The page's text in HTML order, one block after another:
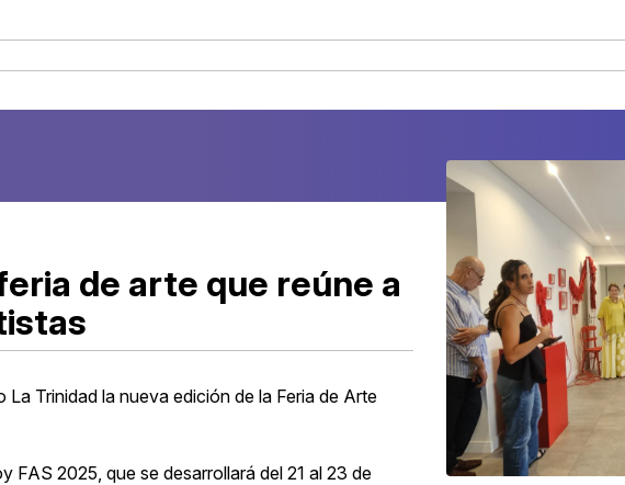
de arte que reúne a
Trinidad la nueva edición de la Feria de Arte
FAS 2025, que se desarrollará del 21 al 23 de